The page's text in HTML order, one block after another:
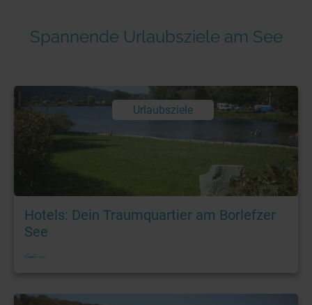
Spannende Urlaubsziele am See
Urlaubsziele
Foto: © Oliver Diekmann
Hotels: Dein Traumquartier am Borlefzer
See